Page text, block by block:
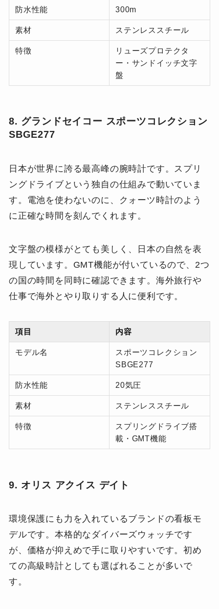
防水性能 300m
素材 ステンレススチール
特徴
リューズプロテクタ
ー・サンドイッチ文字
盤
8. グランドセイコー スポーツコレクション
SBGE277
日本が世界に誇る最高峰の腕時計です。スプリ
ングドライブという独自の仕組みで動いていま
す。電池を使わないのに、クォーツ時計のよう
に正確な時間を刻んでくれます。
文字盤の模様がとても美しく、日本の自然を表
現しています。GMT機能が付いているので、2つ
の国の時間を同時に確認できます。海外旅行や
仕事で海外とやり取りする人に便利です。
項目 内容
モデル名
スポーツコレクション
SBGE277
防水性能 20気圧
素材 ステンレススチール
特徴
スプリングドライブ搭
載・GMT機能
9. オリス アクイス デイト
環境保護にも力を入れているブランドの看板モ
デルです。本格的なダイバーズウォッチです
が、価格が抑えめで手に取りやすいです。初め
ての高級時計としても選ばれることが多いで
す。